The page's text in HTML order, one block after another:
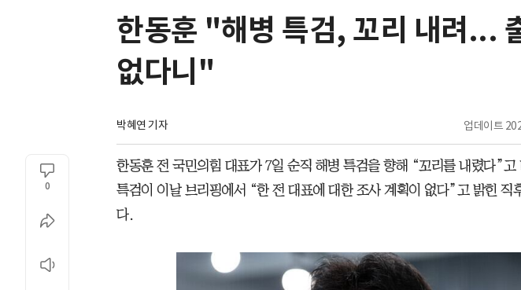
한동훈 "해병 특검, 꼬리 내려...
없다니"
박혜연 기자 업데이트
0
한동훈 전 국민의힘 대표가 7일 순직 해병 특검을 향해 “꼬리를 내렸다”고
특검이 이날 브리핑에서 “한 전 대표에 대한 조사 계획이 없다”고 밝힌 직
다.